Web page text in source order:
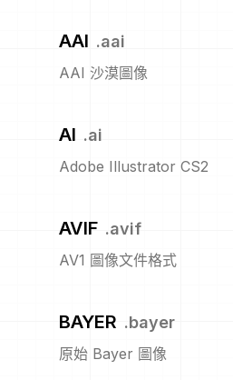
AAI .aai
AAI 沙漠圖像
AI .ai
Adobe Illustrator CS2
AVIF .avif
AV1 圖像文件格式
BAYER .bayer
原始 Bayer 圖像